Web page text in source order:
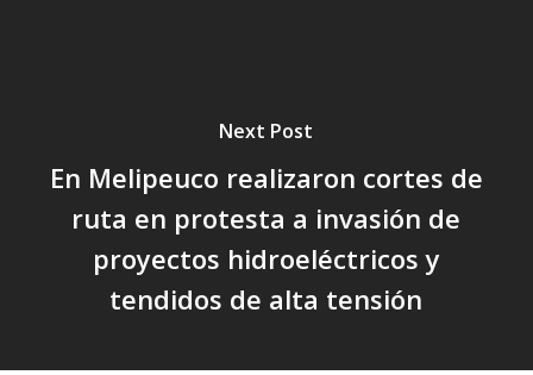
Next Post
En Melipeuco realizaron cortes de
ruta en protesta a invasión de
proyectos hidroeléctricos y
tendidos de alta tensión